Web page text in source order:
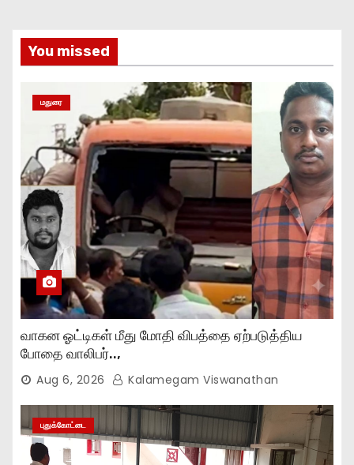
You missed
மதுரை
வாகன ஓட்டிகள் மீது மோதி விபத்தை ஏற்படுத்திய
போதை வாலிபர்..,
Aug 6, 2026 Kalamegam Viswanathan
புதுக்கோட்டை